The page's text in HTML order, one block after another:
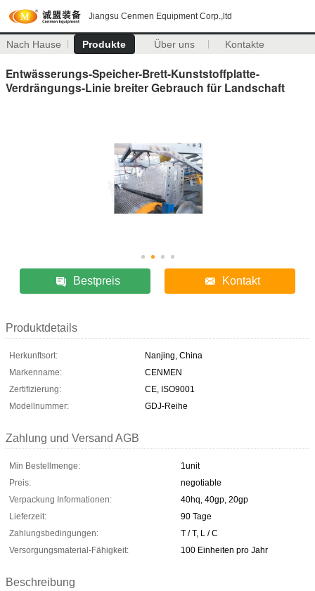
Jiangsu Cenmen Equipment Corp.,ltd
Nach Hause Produkte Über uns Kontakte
Entwässerungs-Speicher-Brett-Kunststoffplatte-
Verdrängungs-Linie breiter Gebrauch für Landschaft
Bestpreis Kontakt
Produktdetails
Herkunftsort:
Nanjing, China
Markenname:
CENMEN
Zertifizierung:
CE, ISO9001
Modellnummer:
GDJ-Reihe
Zahlung und Versand AGB
Min Bestellmenge:
1unit
Preis:
negotiable
Verpackung Informationen:
40hq, 40gp, 20gp
Lieferzeit:
90 Tage
Zahlungsbedingungen:
T / T, L / C
Versorgungsmaterial-Fähigkeit:
100 Einheiten pro Jahr
Beschreibung